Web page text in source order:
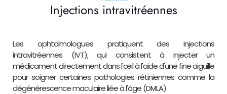
Injections intravitréennes
Les ophtalmologues pratiquent des injections
intravitréennes (IVT), qui consistent à injecter un
médicament directement dans l'œil à l'aide d'une fine aiguille
pour soigner certaines pathologies rétiniennes comme la
dégénérescence maculaire liée à l'âge (DMLA)